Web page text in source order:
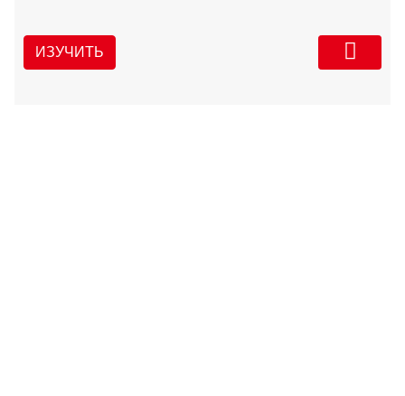
ИЗУЧИТЬ